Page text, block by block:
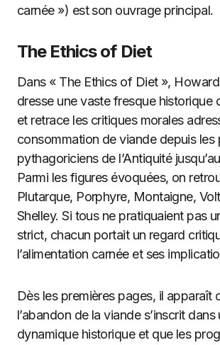
carnée ») est son ouvrage principal.
The Ethics of Diet
Dans « The Ethics of Diet »,
dresse une vaste fresque historique
et retrace les critiques morales
consommation de viande depuis les
pythagoriciens de l’Antiquité
Parmi les figures évoquées, on
Plutarque, Porphyre, Montaigne,
Shelley. Si tous ne pratiquaient pas
strict, chacun portait un regard
l’alimentation carnée et ses
Dès les premières pages, il apparaît
l’abandon de la viande s’inscrit dans
dynamique historique et que les